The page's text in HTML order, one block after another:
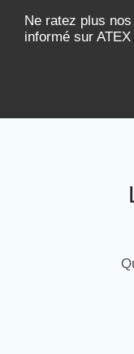
Ne ratez plus
informé sur